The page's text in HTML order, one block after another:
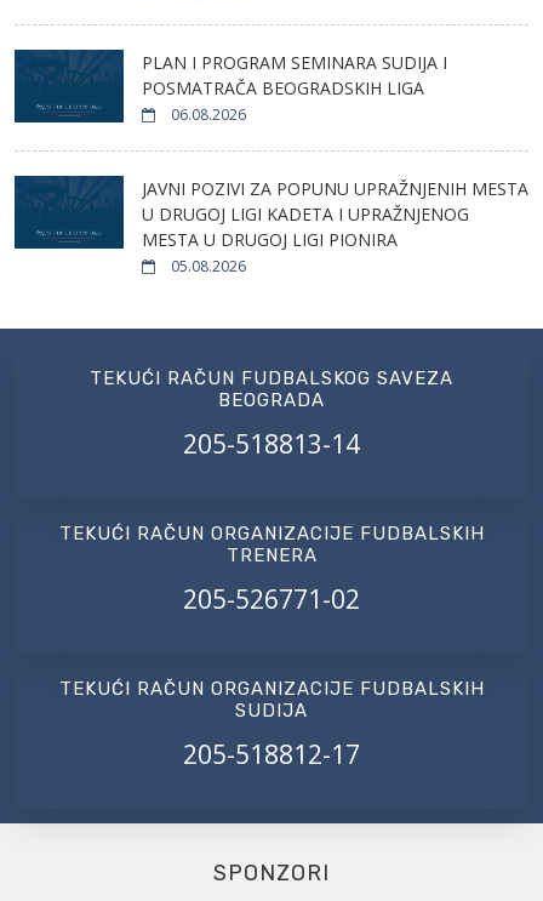
PLAN I PROGRAM SEMINARA SUDIJA I
POSMATRAČA BEOGRADSKIH LIGA
06.08.2026
JAVNI POZIVI ZA POPUNU UPRAŽNJENIH MESTA
U DRUGOJ LIGI KADETA I UPRAŽNJENOG
MESTA U DRUGOJ LIGI PIONIRA
05.08.2026
TEKUĆI RAČUN FUDBALSKOG SAVEZA
BEOGRADA
205-518813-14
TEKUĆI RAČUN ORGANIZACIJE FUDBALSKIH
TRENERA
205-526771-02
TEKUĆI RAČUN ORGANIZACIJE FUDBALSKIH
SUDIJA
205-518812-17
SPONZORI